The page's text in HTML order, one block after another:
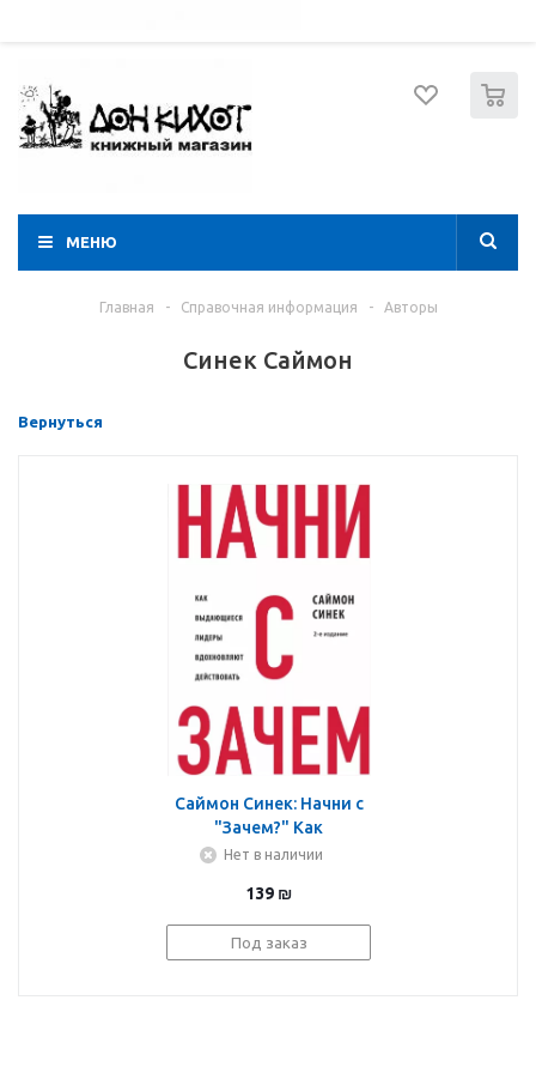
МЕНЮ
Главная - Справочная информация - Авторы
Синек Саймон
Вернуться
Саймон Синек: Начни с
"Зачем?" Как
выдающиеся лидеры
действовать
Нет в наличии
139 ₪
Под заказ